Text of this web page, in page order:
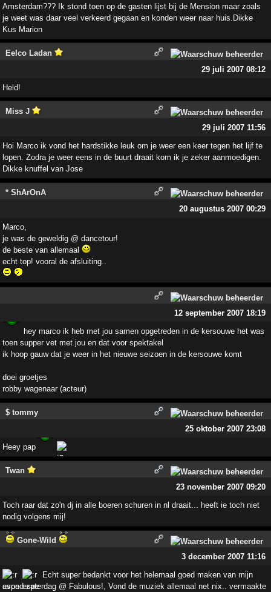
Amsterdam??? Ik stond toen op de gasten lijst bij de Mension maar zoals
je weet was daar veel verkeerd gegaan en konden weer naar huis.Dikke
Kus Marion
Eelco Ladan
29 juli 2007 08:12
Held!
Miss J
29 juli 2007 11:56
Hoi Marco ik vond het hardstikke leuk om je weer een keer tegen het lijf te
lopen. Zodra je weer eens in de buurt draait kom ik je zeker aanmoedigen.
Dikke knuffel van Jose
* ShArOnA
20 augustus 2007 00:29
Marco,
je was de geweldig @ dancetour!
de beste van allemaal
echt top! vooral de afsluiting..
12 september 2007 18:19
hey marco ik heb met jou samen opgetreden in de kersouwe het was
toen supper vet met jou en dat voor spektakel
ik hoop gauw dat je weer in het nieuwe seizoen in de kersouwe komt
doei groetjes
robby wagenaar (acteur)
$ tommy
25 oktober 2007 23:08
Heey pap
Twan
23 november 2007 09:20
Toch raar dat zo'n dj in alle boeren schuren in nl draait... heeft ie toch niet
nodig volgens mij!
Gone-Wild
3 december 2007 11:16
Echt super bedankt voor het helemaal goed maken van mijn
avond zaterdag @ Fabulous!, Vond de muziek allemaal net nix.. vermaakte